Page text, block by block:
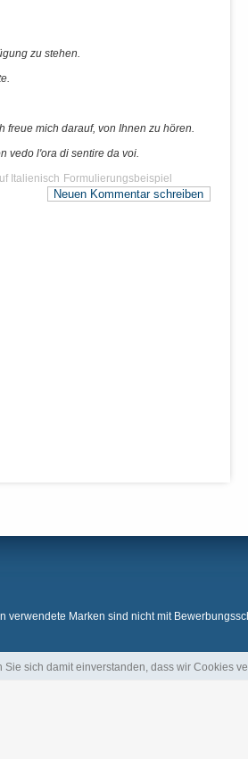
zu stehen.
freue mich darauf, von Ihnen zu hören.
vedo l'ora di sentire da voi.
Italienisch Formulierungsbeispiel
Neuen Kommentar schreiben
Marken sind nicht mit
sich damit einverstanden, dass wir Cookies